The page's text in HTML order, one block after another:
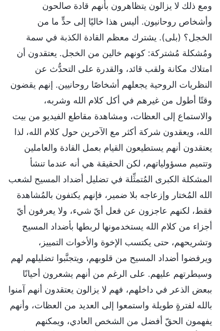
ومع ذلك لا يزالون يتظاهرون بأنهم قادة صالحون
وأشخاص روحانيون. أليس هذا خاليًا إلى حدٍّ ما من
الخجل؟ (بلى). يشترك معظم القادة الكذبة في سمة
ومُشكلة مُشتركة: كونهم خالين من الخجل. يعتقدون أن
امتلاك مكانة ولقب قائد، والقدرة على التحدُّث عن
النظريات الروحية يجعلهم أشخاصًا روحانيين. إنهم يقضون
وقتًا أطول من غيرهم في أكل كلام الله وشربه،
والاستماع إلى العظات، ومشاهدة مقاطع الفيديو من بيت
الله، ويعقدون شركة أكثر مع الآخرين حول كلام الله، لذا
يعتقدون أنهم يستطيعون القيام بعمل القادة والعاملين
وتتميم مسؤولياتهم، لكن الحقيقة هي أنه عندما تنشأ
المشكلة الكبرى المُتمثِّلة في تضليل أضداد المسيح لشعب
الله المُختار وإزعاجه بلا ضمير، فإنهم يكتفون بالمُشاهدة
فقط، لكنهم عاجزون عن فعل أيّ شيء، ولا يعرفون أيّ
أجزاء من كلام الله يستخدمونها لربطها بأضداد المسيح
وتشريحهم، حتى يكتسب الإخوة والأخوات التمييز،
ويرفضوا أضداد المسيح من قلوبهم، ويتجنَّبوا تضليلهم لهم
وسيطرتهم عليهم. على الرغم من أنهم يشعرون أحيانًا
ببعض الذعر في داخلهم، فهم لا يزالون يعتقدون أنهم آمنوا
بالله لفترةٍ طويلة واستمعوا إلى العديد من العظات، وأنهم
يفهمون الحقّ أفضل من الشخص العادي، ويمكنهم